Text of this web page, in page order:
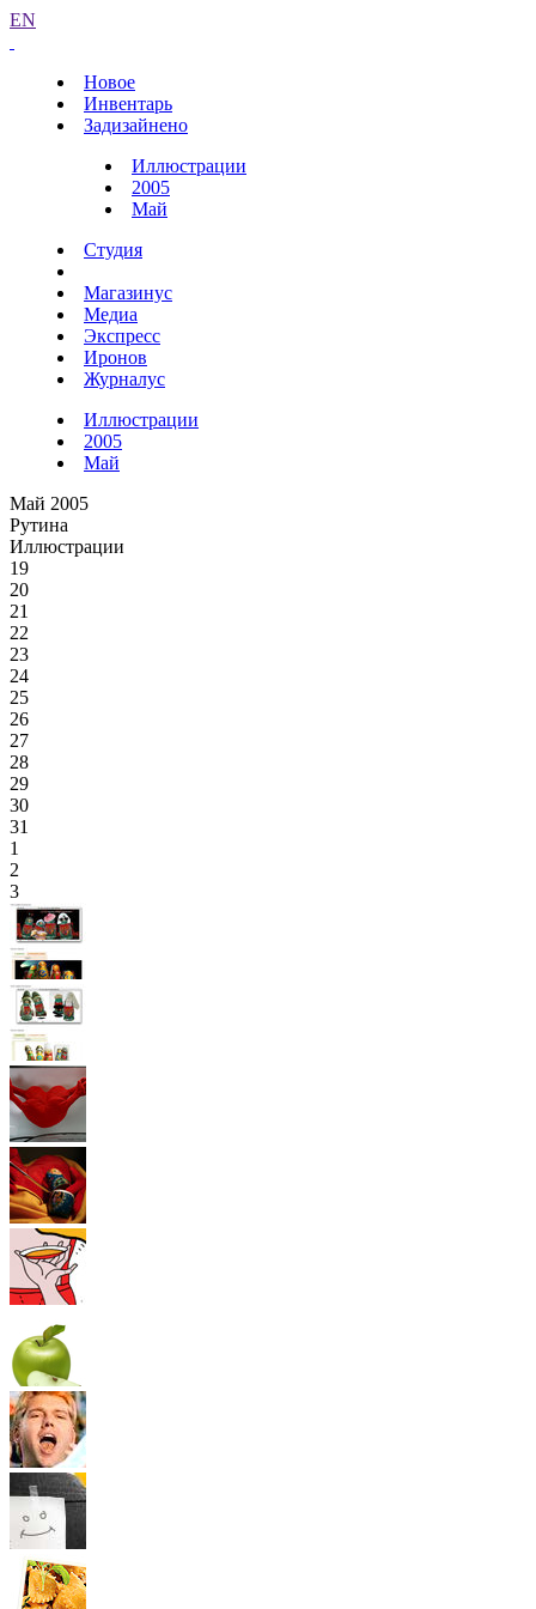
EN
Новое
Инвентарь
Задизайнено
Иллюстрации
2005
Май
Студия
Магазинус
Медиа
Экспресс
Иронов
Журналус
Иллюстрации
2005
Май
Май 2005
Рутина
Иллюстрации
19
20
21
22
23
24
25
26
27
28
29
30
31
1
2
3